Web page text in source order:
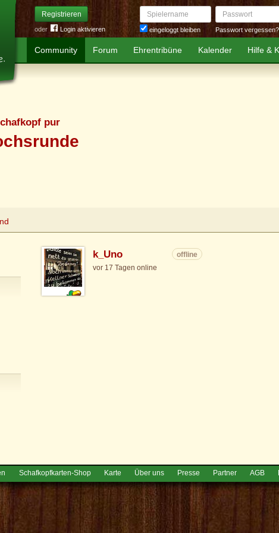
Registrieren
oder Login aktivieren
Spielername
eingeloggt bleiben
Passwort
Passwort vergessen?
Community Forum Ehrentribüne Kalender Hilfe &
pur
k_Uno
offline
vor 17 Tagen online
Schafkopfkarten-Shop Karte Über uns Presse Partner AGB